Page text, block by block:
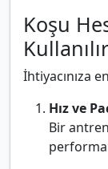
Koşu
İhtiyacınıza
Hız ve
Bir